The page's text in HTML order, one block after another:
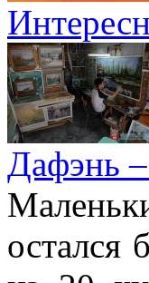
Дафэнь –
остался